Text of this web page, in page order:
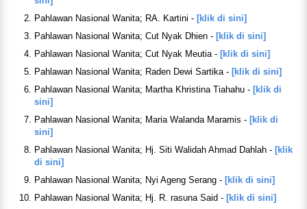
Pahlawan Nasional Wanita; RA. Kartini - [klik di sini]
Pahlawan Nasional Wanita; Cut Nyak Dhien - [klik di sini]
Pahlawan Nasional Wanita; Cut Nyak Meutia - [klik di sini]
Pahlawan Nasional Wanita; Raden Dewi Sartika - [klik di sini]
Pahlawan Nasional Wanita; Martha Khristina Tiahahu - [klik di
sini]
Pahlawan Nasional Wanita; Maria Walanda Maramis - [klik di
sini]
Pahlawan Nasional Wanita; Hj. Siti Walidah Ahmad Dahlah - [klik
di sini]
Pahlawan Nasional Wanita; Nyi Ageng Serang - [klik di sini]
Pahlawan Nasional Wanita; Hj. R. rasuna Said - [klik di sini]